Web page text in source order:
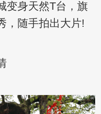
身天然T台，旗
，随手拍出大片!